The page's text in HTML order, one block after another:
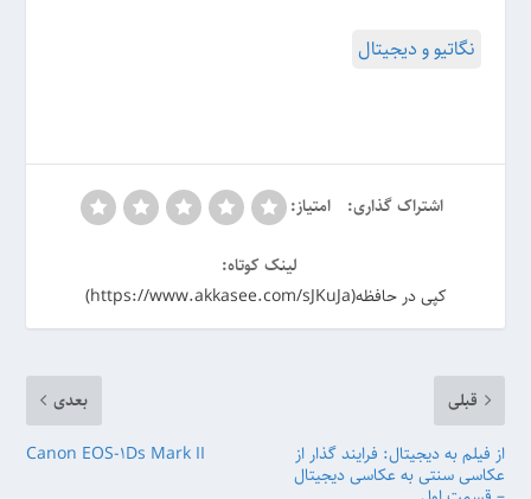
نگاتیو و دیجیتال
اشتراک گذاری: امتیاز:
لینک کوتاه:
کپی در حافظه(https://www.akkasee.com/sJKuJa)
قبلی
از فیلم به دیجیتال: فرایند گذار از
عکاسی سنتی به عکاسی دیجیتال
بعدی
Canon EOS-۱Ds Mark II